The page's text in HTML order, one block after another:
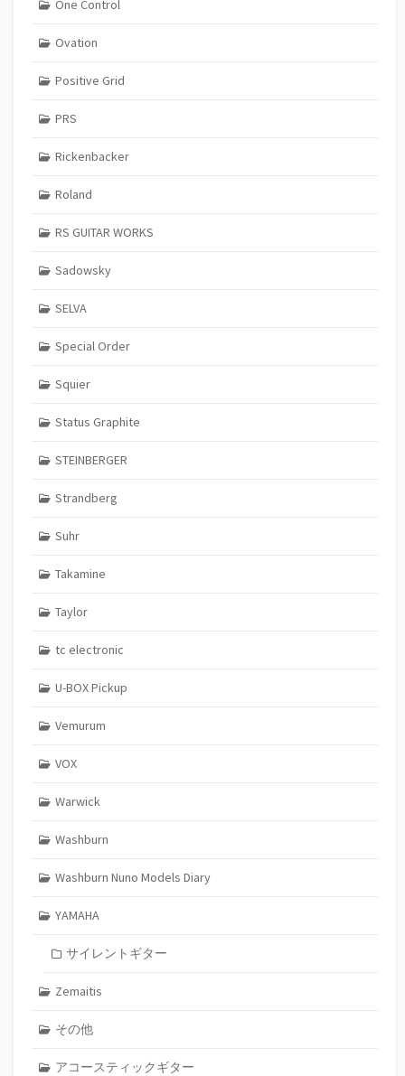
One Control
Ovation
Positive Grid
PRS
Rickenbacker
Roland
RS GUITAR WORKS
Sadowsky
SELVA
Special Order
Squier
Status Graphite
STEINBERGER
Strandberg
Suhr
Takamine
Taylor
tc electronic
U-BOX Pickup
Vemurum
VOX
Warwick
Washburn
Washburn Nuno Models Diary
YAMAHA
サイレントギター
Zemaitis
その他
アコースティックギター